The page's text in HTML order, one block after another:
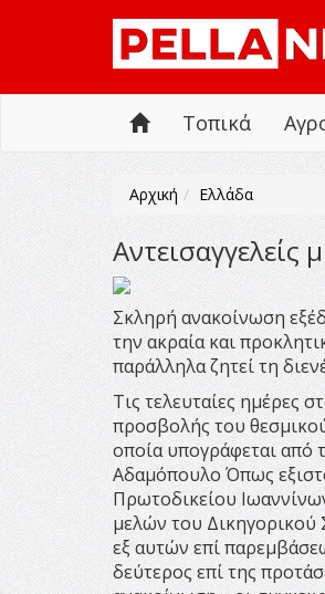
Τοπικά
Αρχική Ελλάδα
Αντεισαγγελείς
Σκληρή ανακοίνωση
την ακραία και
παράλληλα ζητεί τη
Τις τελευταίες ημέρες
προσβολής του
οποία υπογράφεται από
Αδαμόπουλο Όπως
Πρωτοδικείου
μελών του Δικηγορικού
εξ αυτών επί
δεύτερος επί της